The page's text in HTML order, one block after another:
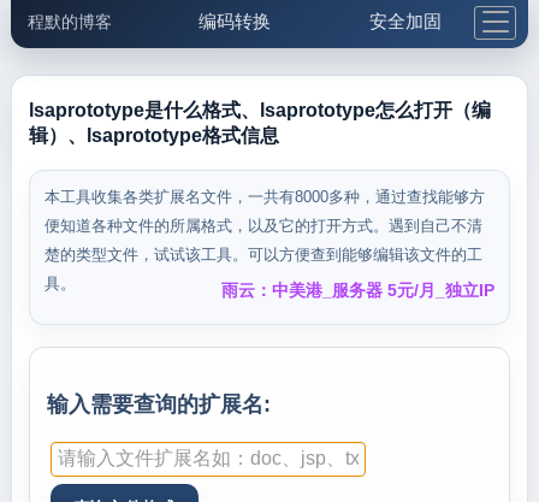
程默的博客 编码转换 安全加固
邮件工具 生活便民 更多工具
5.1支付宝大红包
lsaprototype是什么格式、lsaprototype怎么打开（编
辑）、lsaprototype格式信息
本工具收集各类扩展名文件，一共有8000多种，通过查找能够方
便知道各种文件的所属格式，以及它的打开方式。遇到自己不清
楚的类型文件，试试该工具。可以方便查到能够编辑该文件的工
具。
雨云：中美港_服务器 5元/月_独立IP
输入需要查询的扩展名: